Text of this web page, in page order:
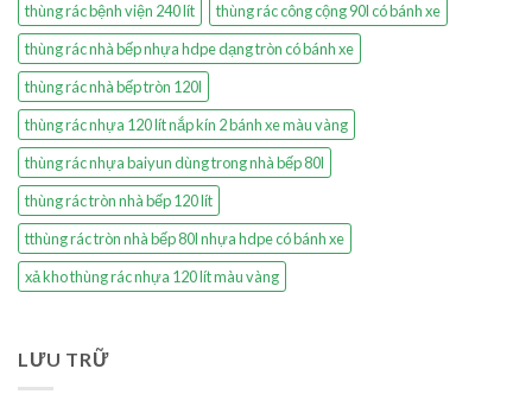
thùng rác bệnh viện 240 lít
thùng rác công cộng 90l có bánh xe
thùng rác nhà bếp nhựa hdpe dạng tròn có bánh xe
thùng rác nhà bếp tròn 120l
thùng rác nhựa 120 lít nắp kín 2 bánh xe màu vàng
thùng rác nhựa baiyun dùng trong nhà bếp 80l
thùng rác tròn nhà bếp 120 lít
tthùng rác tròn nhà bếp 80l nhựa hdpe có bánh xe
xả kho thùng rác nhựa 120 lít màu vàng
LƯU TRỮ